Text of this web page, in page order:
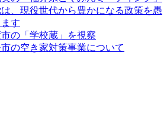
、現役世代から豊かになる政策を愚
す
の「学校蔵」を視察
の空き家対策事業について